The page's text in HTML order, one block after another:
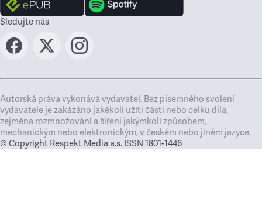
Sledujte nás
Autorská práva vykonává vydavatel. Bez písemného svolení
vydavatele je zakázáno jakékoli užití částí nebo celku díla,
zejména rozmnožování a šíření jakýmkoli způsobem,
mechanickým nebo elektronickým, v českém nebo jiném jazyce.
© Copyright Respekt Media a.s. ISSN 1801-1446